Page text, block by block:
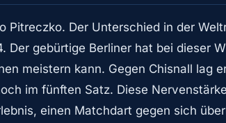
Pitreczko. Der Unterschied in der
Der gebürtige Berliner hat bei dieser
meistern kann. Gegen Chisnall lag
im fünften Satz. Diese
einen Matchdart gegen sich